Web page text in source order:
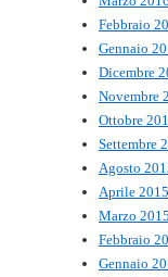
Febbraio
Gennaio
Dicembre
Novembre
Ottobre
Settembre
Agosto
Aprile 2015
Marzo 2015
Febbraio
Gennaio